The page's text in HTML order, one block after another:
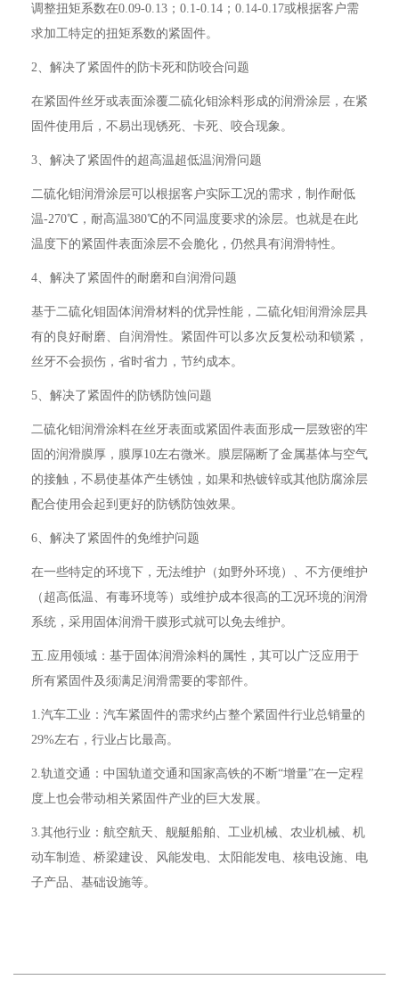
调整扭矩系数在0.09-0.13；0.1-0.14；0.14-0.17或根据客户需
求加工特定的扭矩系数的紧固件。
2、解决了紧固件的防卡死和防咬合问题
在紧固件丝牙或表面涂覆二硫化钼涂料形成的润滑涂层，在紧
固件使用后，不易出现锈死、卡死、咬合现象。
3、解决了紧固件的超高温超低温润滑问题
二硫化钼润滑涂层可以根据客户实际工况的需求，制作耐低
温-270℃，耐高温380℃的不同温度要求的涂层。也就是在此
温度下的紧固件表面涂层不会脆化，仍然具有润滑特性。
4、解决了紧固件的耐磨和自润滑问题
基于二硫化钼固体润滑材料的优异性能，二硫化钼润滑涂层具
有的良好耐磨、自润滑性。紧固件可以多次反复松动和锁紧，
丝牙不会损伤，省时省力，节约成本。
5、解决了紧固件的防锈防蚀问题
二硫化钼润滑涂料在丝牙表面或紧固件表面形成一层致密的牢
固的润滑膜厚，膜厚10左右微米。膜层隔断了金属基体与空气
的接触，不易使基体产生锈蚀，如果和热镀锌或其他防腐涂层
配合使用会起到更好的防锈防蚀效果。
6、解决了紧固件的免维护问题
在一些特定的环境下，无法维护（如野外环境）、不方便维护
（超高低温、有毒环境等）或维护成本很高的工况环境的润滑
系统，采用固体润滑干膜形式就可以免去维护。
五.应用领域：基于固体润滑涂料的属性，其可以广泛应用于
所有紧固件及须满足润滑需要的零部件。
1.汽车工业：汽车紧固件的需求约占整个紧固件行业总销量的
29%左右，行业占比最高。
2.轨道交通：中国轨道交通和国家高铁的不断“增量”在一定程
度上也会带动相关紧固件产业的巨大发展。
3.其他行业：航空航天、舰艇船舶、工业机械、农业机械、机
动车制造、桥梁建设、风能发电、太阳能发电、核电设施、电
子产品、基础设施等。